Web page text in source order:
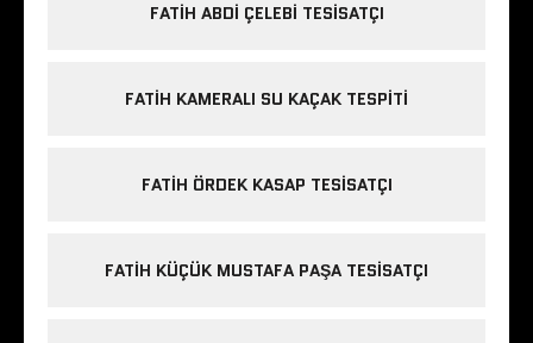
FATIH ABDI ÇELEBI TESISATÇI
FATIH KAMERALI SU KAÇAK TESPITI
FATIH ÖRDEK KASAP TESISATÇI
FATIH KÜÇÜK MUSTAFA PAŞA TESISATÇI